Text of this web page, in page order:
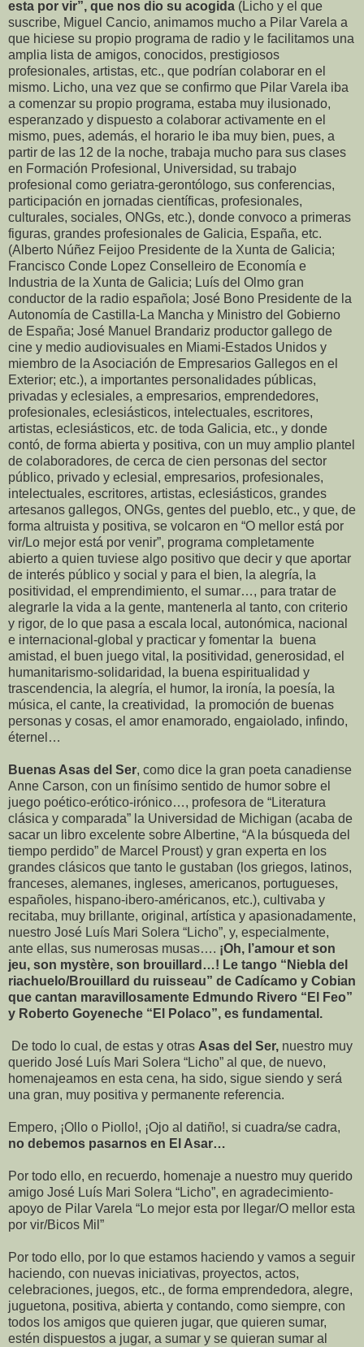
esta por vir”, que nos dio su acogida (Licho y el que
suscribe, Miguel Cancio, animamos mucho a Pilar Varela a
que hiciese su propio programa de radio y le facilitamos una
amplia lista de amigos, conocidos, prestigiosos
profesionales, artistas, etc., que podrían colaborar en el
mismo. Licho, una vez que se confirmo que Pilar Varela iba
a comenzar su propio programa, estaba muy ilusionado,
esperanzado y dispuesto a colaborar activamente en el
mismo, pues, además, el horario le iba muy bien, pues, a
partir de las 12 de la noche, trabaja mucho para sus clases
en Formación Profesional, Universidad, su trabajo
profesional como geriatra-gerontólogo, sus conferencias,
participación en jornadas científicas, profesionales,
culturales, sociales, ONGs, etc.), donde convoco a primeras
figuras, grandes profesionales de Galicia, España, etc.
(Alberto Núñez Feijoo Presidente de la Xunta de Galicia;
Francisco Conde Lopez Conselleiro de Economía e
Industria de la Xunta de Galicia; Luís del Olmo gran
conductor de la radio española; José Bono Presidente de la
Autonomía de Castilla-La Mancha y Ministro del Gobierno
de España; José Manuel Brandariz productor gallego de
cine y medio audiovisuales en Miami-Estados Unidos y
miembro de la Asociación de Empresarios Gallegos en el
Exterior; etc.), a importantes personalidades públicas,
privadas y eclesiales, a empresarios, emprendedores,
profesionales, eclesiásticos, intelectuales, escritores,
artistas, eclesiásticos, etc. de toda Galicia, etc., y donde
contó, de forma abierta y positiva, con un muy amplio plantel
de colaboradores, de cerca de cien personas del sector
público, privado y eclesial, empresarios, profesionales,
intelectuales, escritores, artistas, eclesiásticos, grandes
artesanos gallegos, ONGs, gentes del pueblo, etc., y que, de
forma altruista y positiva, se volcaron en “O mellor está por
vir/Lo mejor está por venir”, programa completamente
abierto a quien tuviese algo positivo que decir y que aportar
de interés público y social y para el bien, la alegría, la
positividad, el emprendimiento, el sumar…, para tratar de
alegrarle la vida a la gente, mantenerla al tanto, con criterio
y rigor, de lo que pasa a escala local, autonómica, nacional
e internacional-global y practicar y fomentar la buena
amistad, el buen juego vital, la positividad, generosidad, el
humanitarismo-solidaridad, la buena espiritualidad y
trascendencia, la alegría, el humor, la ironía, la poesía, la
música, el cante, la creatividad, la promoción de buenas
personas y cosas, el amor enamorado, engaiolado, infindo,
éternel…
Buenas Asas del Ser, como dice la gran poeta canadiense
Anne Carson, con un finísimo sentido de humor sobre el
juego poético-erótico-irónico…, profesora de “Literatura
clásica y comparada” la Universidad de Michigan (acaba de
sacar un libro excelente sobre Albertine, “A la búsqueda del
tiempo perdido” de Marcel Proust) y gran experta en los
grandes clásicos que tanto le gustaban (los griegos, latinos,
franceses, alemanes, ingleses, americanos, portugueses,
españoles, hispano-ibero-américanos, etc.), cultivaba y
recitaba, muy brillante, original, artística y apasionadamente,
nuestro José Luís Mari Solera “Licho”, y, especialmente,
ante ellas, sus numerosas musas…. ¡Oh, l’amour et son
jeu, son mystère, son brouillard…! Le tango “Niebla del
riachuelo/Brouillard du ruisseau” de Cadícamo y Cobian
que cantan maravillosamente Edmundo Rivero “El Feo”
y Roberto Goyeneche “El Polaco”, es fundamental.
De todo lo cual, de estas y otras Asas del Ser, nuestro muy
querido José Luís Mari Solera “Licho” al que, de nuevo,
homenajeamos en esta cena, ha sido, sigue siendo y será
una gran, muy positiva y permanente referencia.
Empero, ¡Ollo o Piollo!, ¡Ojo al datiño!, si cuadra/se cadra,
no debemos pasarnos en El Asar…
Por todo ello, en recuerdo, homenaje a nuestro muy querido
amigo José Luís Mari Solera “Licho”, en agradecimiento-
apoyo de Pilar Varela “Lo mejor esta por llegar/O mellor esta
por vir/Bicos Mil”
Por todo ello, por lo que estamos haciendo y vamos a seguir
haciendo, con nuevas iniciativas, proyectos, actos,
celebraciones, juegos, etc., de forma emprendedora, alegre,
juguetona, positiva, abierta y contando, como siempre, con
todos los amigos que quieren jugar, que quieren sumar,
estén dispuestos a jugar, a sumar y se quieran sumar al